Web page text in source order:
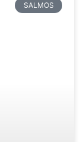
SALMOS